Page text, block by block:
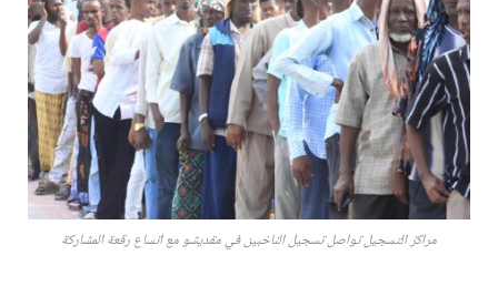
مراكز التسجيل تواصل تسجيل الناخبين في مقديشو مع اتساع رقعة المشاركة